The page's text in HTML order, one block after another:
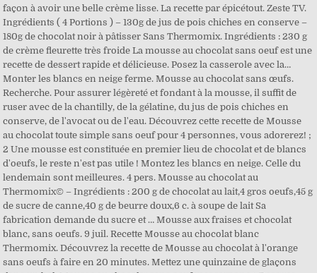
façon à avoir une belle crème lisse. La recette par épicétout. Zeste TV.
Ingrédients ( 4 Portions ) – 130g de jus de pois chiches en conserve –
180g de chocolat noir à pâtisser Sans Thermomix. Ingrédients : 230 g
de crème fleurette très froide La mousse au chocolat sans oeuf est une
recette de dessert rapide et délicieuse. Posez la casserole avec la…
Monter les blancs en neige ferme. Mousse au chocolat sans œufs.
Recherche. Pour assurer légèreté et fondant à la mousse, il suffit de
ruser avec de la chantilly, de la gélatine, du jus de pois chiches en
conserve, de l'avocat ou de l'eau. Découvrez cette recette de Mousse
au chocolat toute simple sans oeuf pour 4 personnes, vous adorerez! ;
2 Une mousse est constituée en premier lieu de chocolat et de blancs
d'oeufs, le reste n'est pas utile ! Montez les blancs en neige. Celle du
lendemain sont meilleures. 4 pers. Mousse au chocolat au
Thermomix© – Ingrédients : 200 g de chocolat au lait,4 gros oeufs,45 g
de sucre de canne,40 g de beurre doux,6 c. à soupe de lait Sa
fabrication demande du sucre et … Mousse aux fraises et chocolat
blanc, sans oeufs. 9 juil. Recette Mousse au chocolat blanc
Thermomix. Découvrez la recette de Mousse au chocolat à l'orange
sans oeufs à faire en 20 minutes. Mettez une quinzaine de glaçons